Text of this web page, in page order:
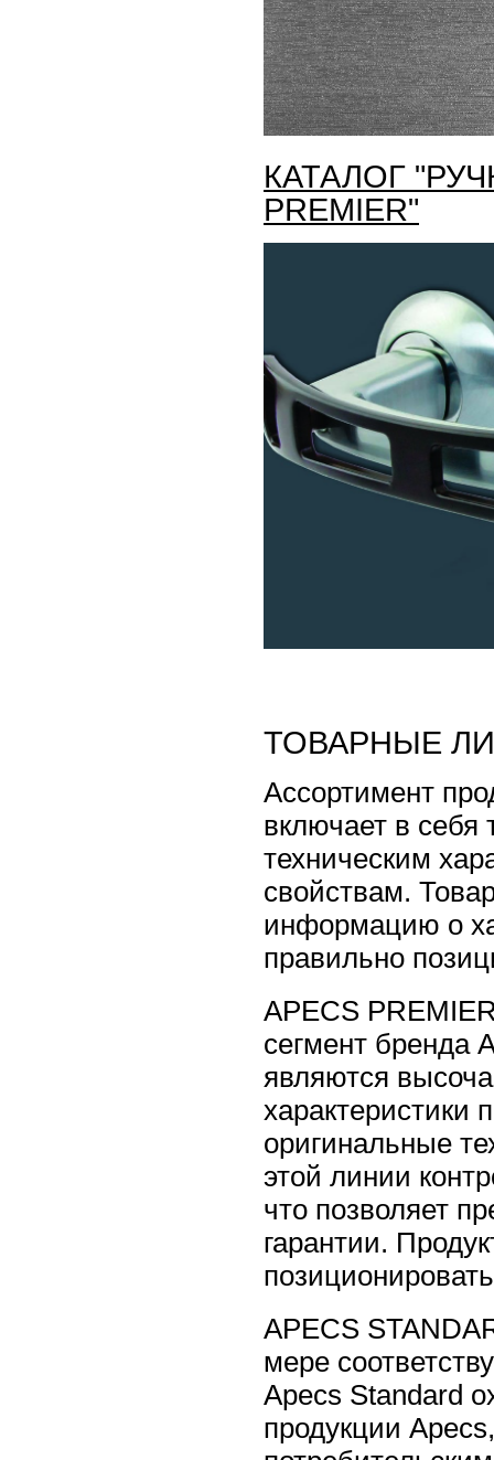
КАТАЛОГ
PREMIER"
ТОВАРНЫЕ
Ассортимент
включает в себя
техническим
свойствам.
информацию о
правильно
APECS
сегмент бренда
являются
характеристики
оригинальные
этой линии
что позволяет
гарантии.
APECS
мере
Apecs Standard
продукции